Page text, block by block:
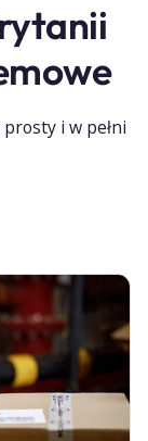
i w pełni